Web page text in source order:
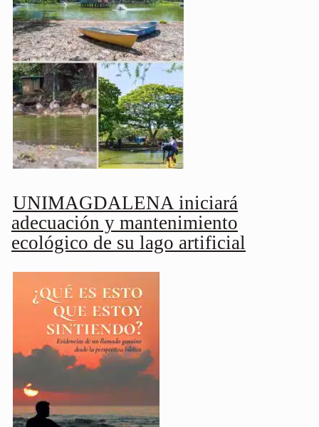
UNIMAGDALENA iniciará
adecuación y mantenimiento
ecológico de su lago artificial